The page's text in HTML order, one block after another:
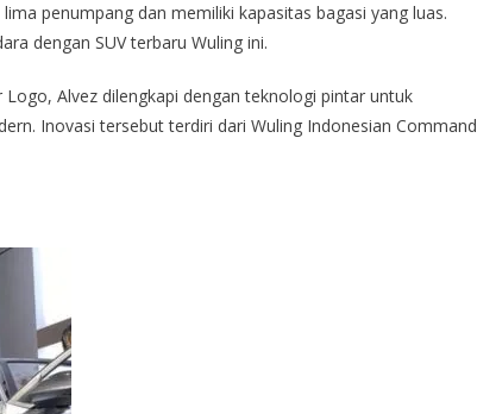
penumpang dan memiliki kapasitas bagasi yang luas.
dengan SUV terbaru Wuling ini.
Alvez dilengkapi dengan teknologi pintar untuk
Inovasi tersebut terdiri dari Wuling Indonesian Command